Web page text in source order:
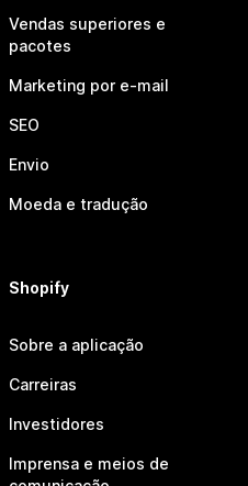
Vendas superiores e
pacotes
Marketing por e-mail
SEO
Envio
Moeda e tradução
Shopify
Sobre a aplicação
Carreiras
Investidores
Imprensa e meios de